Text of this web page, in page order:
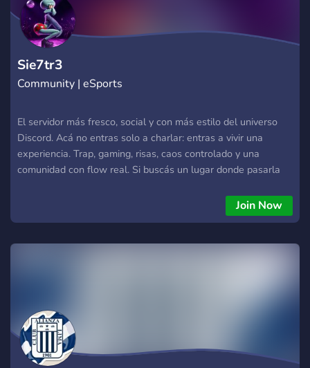
Sie7tr3
Community | eSports
El servidor más fresco, social y con más estilo del universo
Discord. Acá no entras solo a charlar: entras a vivir una
experiencia. Trap, gaming, risas, caos controlado y una
comunidad con flow real. Si buscás un lugar donde pasarla
casa… ya lo encontraste. ¿Qué te espera en Sie7tr3? Gaming
sin límites: Valorant, CS2, Minecraft, LoL, o el que pinten.
Charlas Random & Humor Real: Desde teorías raras a
tus temas o descubrí joyas nuevas. El ritmo no para. Eventos,
Giveaways & Challenges: Premios, sorteos y actividades
todas las semanas. Cada participación te deja más arriba.
Sistema de Roles Épico: Sube de nivel, desbloquea insignias
únicas y destacate con tu estilo. Vos elegís quién querés ser
Join Now